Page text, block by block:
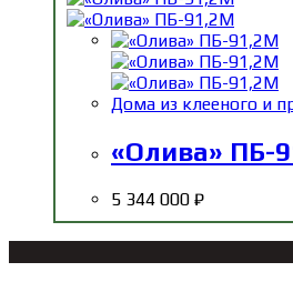
Дома из клееного и
«Олива» ПБ-
5 344 000 ₽